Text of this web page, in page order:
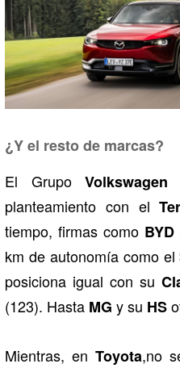
¿Y el resto de marcas?
El GrupoVolkswagen
planteamiento con el
tiempo, firmas como BYD
km de autonomía como el
posiciona igual con su
(123). Hasta MG y su HS
Mientras, en Toyota,no